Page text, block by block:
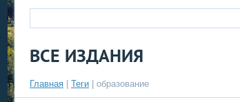
ВСЕ ИЗДАНИЯ
Главная Теги | образование